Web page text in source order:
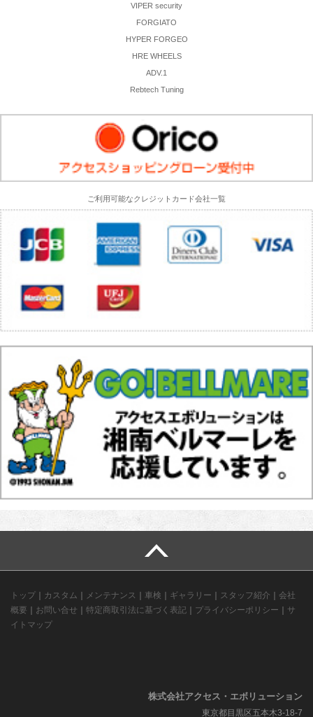
VIPER security
FORGIATO
HYPER FORGEO
HRE WHEELS
ADV.1
Rebtech Tuning
ご利用可能なクレジットカード会社一覧
トップ カスタム メンテナンス 車検 ギャラリー スタッフ紹介
会社
概要
お問い合せ 特定商取引法に基づく表記 プライバシーポリシー
サ
イトマップ
株式会社アクセス・エボリューション
東京都目黒区五本木3-18-7